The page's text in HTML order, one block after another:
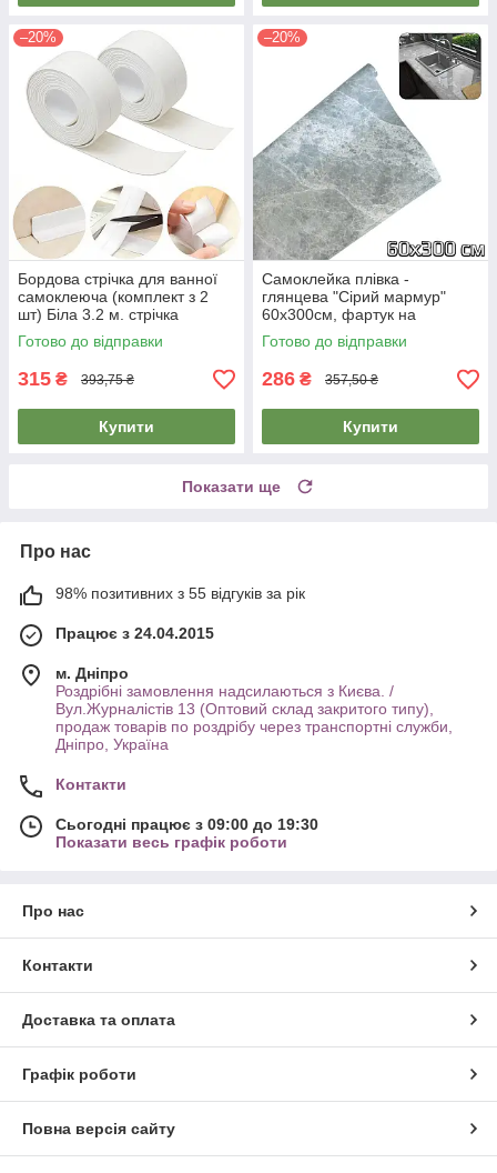
–20%
Бордова стрічка для ванної
самоклеюча (комплект з 2
шт) Біла 3.2 м. стрічка
ізолятор
водовідштовхувальна
Готово до відправки
315 ₴ 393,75 ₴
Купити
–20%
Самоклейка плівка -
глянцева "Сірий мармур"
60х300см, фартук на
рабочую стенку кухни -
самоклейка
Готово до відправки
286 ₴ 357,50 ₴
Купити
Показати ще
Про нас
98% позитивних з 55 відгуків за рік
Працює з 24.04.2015
м. Дніпро
Роздрібні замовлення надсилаються з Києва. /
Вул.Журналістів 13 (Оптовий склад закритого типу),
продаж товарів по роздрібу через транспортні служби,
Дніпро, Україна
Контакти
Сьогодні працює з 09:00 до 19:30
Показати весь графік роботи
Про нас
Контакти
Доставка та оплата
Графік роботи
Повна версія сайту